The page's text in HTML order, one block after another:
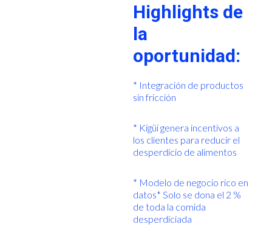
Highlights de
la
oportunidad:
* Integración de productos
sin fricción
* Kigüi genera incentivos a
los clientes para reducir el
desperdicio de alimentos
* Modelo de negocio rico en
datos* Solo se dona el 2 %
de toda la comida
desperdiciada